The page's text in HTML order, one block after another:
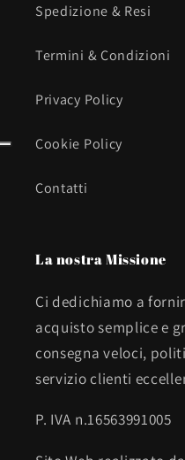
Spedizione & Resi
Termini & Condizioni
Privacy Policy
Cookie Policy
Contatti
La nostra Missione
Ci dedichiamo a
acquisto semplice e
consegna veloci,
servizio clienti
P. IVA n.16563991005